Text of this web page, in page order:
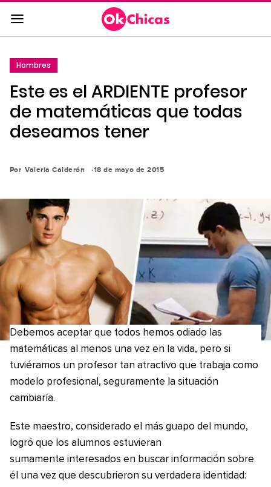
Saltar
al
contenido
a
la
navegación
principal
Hombres
Este es el ARDIENTE profesor
de matemáticas que todas
deseamos tener
Por Valeria Calderón 18 de mayo de 2015
Debemos aceptar que todos hemos odiado las
matemáticas al menos una vez en la vida, pero si
tuviéramos un profesor tan atractivo que trabaja como
modelo profesional, seguramente la situación
cambiaría.
Este maestro, considerado el más guapo del mundo,
logró que los alumnos estuvieran
sumamente interesados en buscar información sobre
él una vez que descubrieron su verdadera identidad: